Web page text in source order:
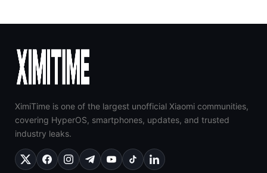
XimiTime is one of the largest unofficial Xiaomi communities,
covering HyperOS, smartphones, updates, and trusted
industry leaks.